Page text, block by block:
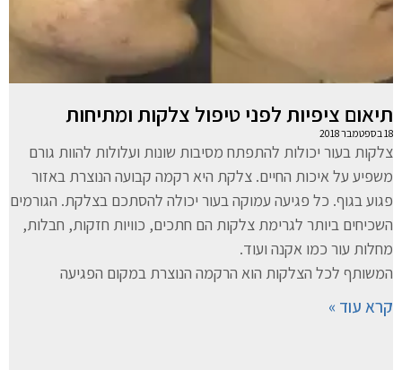
תיאום ציפיות לפני טיפול צלקות ומתיחות
18 בספטמבר 2018
צלקות בעור יכולות להתפתח מסיבות שונות ועלולות להוות גורם
משפיע על איכות החיים. צלקת היא רקמה קבועה הנוצרת באזור
פגוע בגוף. כל פגיעה עמוקה בעור יכולה להסתכם בצלקת. הגורמים
השכיחים ביותר לגרימת צלקות הם חתכים, כוויות חזקות, חבלות,
מחלות עור כמו אקנה ועוד.
המשותף לכל הצלקות הוא הרקמה הנוצרת במקום הפגיעה
קרא עוד »